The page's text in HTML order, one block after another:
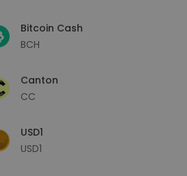
Bitcoin Cash
BCH
Canton
CC
USD1
USD1